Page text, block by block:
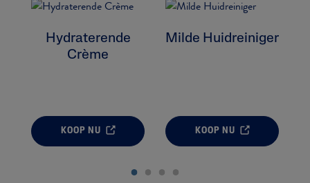
Hydraterende
Crème
KOOP NU
Milde Huidreiniger
KOOP NU